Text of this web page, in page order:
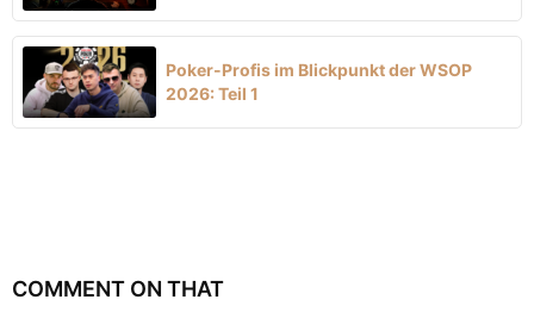
Poker-Profis im Blickpunkt der WSOP
2026: Teil 1
COMMENT ON THAT